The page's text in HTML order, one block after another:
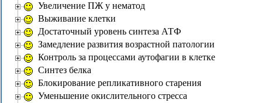
Увеличение ПЖ у нематод
Выживание клетки
Достаточный уровень синтеза АТФ
Замедление развития возрастной патологии
Контроль за процессами аутофагии в клетке
Синтез белка
Блокирование репликативного старения
Уменьшение окислительного стресса